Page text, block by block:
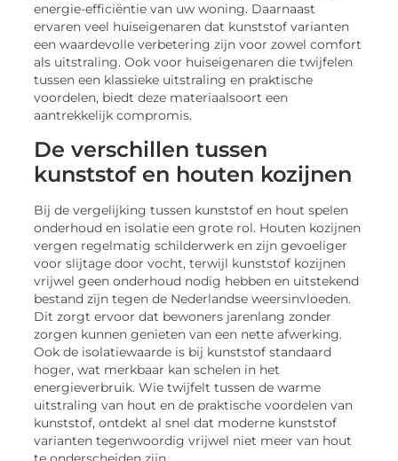
energie-efficiëntie van uw woning. Daarnaast
ervaren veel huiseigenaren dat kunststof varianten
een waardevolle verbetering zijn voor zowel comfort
als uitstraling. Ook voor huiseigenaren die twijfelen
tussen een klassieke uitstraling en praktische
voordelen, biedt deze materiaalsoort een
aantrekkelijk compromis.
De verschillen tussen
kunststof en houten kozijnen
Bij de vergelijking tussen kunststof en hout spelen
onderhoud en isolatie een grote rol. Houten kozijnen
vergen regelmatig schilderwerk en zijn gevoeliger
voor slijtage door vocht, terwijl kunststof kozijnen
vrijwel geen onderhoud nodig hebben en uitstekend
bestand zijn tegen de Nederlandse weersinvloeden.
Dit zorgt ervoor dat bewoners jarenlang zonder
zorgen kunnen genieten van een nette afwerking.
Ook de isolatiewaarde is bij kunststof standaard
hoger, wat merkbaar kan schelen in het
energieverbruik. Wie twijfelt tussen de warme
uitstraling van hout en de praktische voordelen van
kunststof, ontdekt al snel dat moderne kunststof
varianten tegenwoordig vrijwel niet meer van hout